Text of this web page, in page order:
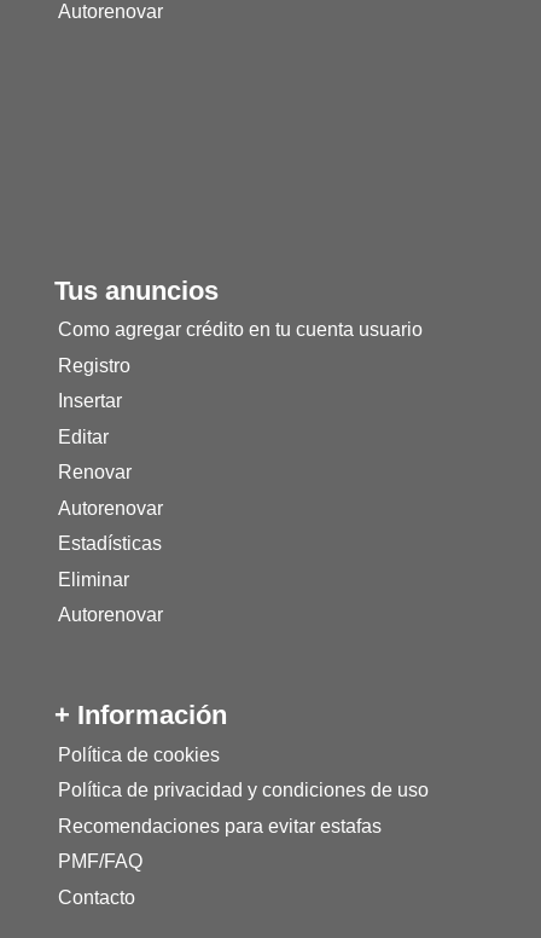
Autorenovar
Tus anuncios
Como agregar crédito en tu cuenta usuario
Registro
Insertar
Editar
Renovar
Autorenovar
Estadísticas
Eliminar
Autorenovar
+ Información
Política de cookies
Política de privacidad y condiciones de uso
Recomendaciones para evitar estafas
PMF/FAQ
Contacto